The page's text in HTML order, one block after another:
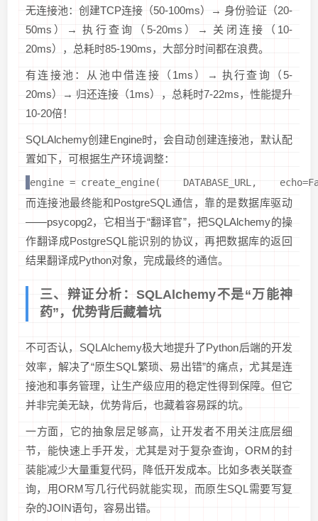
无连接池：创建TCP连接（50-100ms）→ 身份验证（20-
50ms）→ 执行查询（5-20ms）→ 关闭连接（10-
20ms），总耗时85-190ms，大部分时间都在浪费。
有连接池：从池中借连接（1ms）→ 执行查询（5-
20ms）→ 归还连接（1ms），总耗时7-22ms，性能提升
10-20倍！
SQLAlchemy创建Engine时，会自动创建连接池，默认配
置如下，可根据生产环境调整：
engine = create_engine(    DATABASE_URL,
而连接池最终能和PostgreSQL通信，靠的是数据库驱动
——psycopg2，它相当于“翻译官”，把SQLAlchemy的操
作翻译成PostgreSQL能识别的协议，再把数据库的返回
结果翻译成Python对象，完成最终的通信。
三、辩证分析：SQLAlchemy不是“万能神
药”，优势背后藏着坑
不可否认，SQLAlchemy极大地提升了Python后端的开发
效率，解决了“原生SQL繁琐、易出错”的痛点，尤其是连
接池和事务管理，让生产级应用的稳定性得到保障。但它
并非完美无缺，优势背后，也藏着容易踩的坑。
一方面，它的抽象层足够高，让开发者不用关注底层细
节，能快速上手开发，尤其是对于复杂查询，ORM的封
装能减少大量重复代码，降低开发成本。比如多表关联查
询，用ORM写几行代码就能实现，而原生SQL需要写复
杂的JOIN语句，容易出错。